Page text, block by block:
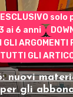
ESCLUSIVO
ai 6 anni
GLI ARGOMENTI
TUTTI GLI
nuovi
per gli